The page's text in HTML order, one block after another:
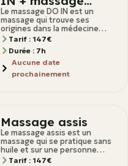
mains
Le massage DO IN est un
massage qui trouve ses
origines dans la médecine
traditionnelle japonaise. C’est
une technique d’auto-massage
Tarif : 147€
Durée : 7h
Aucune date
prochainement
Massage assis
Le massage assis est un
massage qui se pratique sans
huile et sur une personne
habillée. Ce massage a une
Tarif : 147€